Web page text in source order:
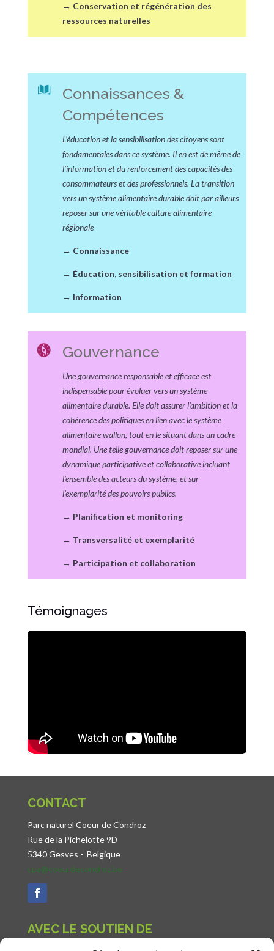
→ Conservation et régénération des
ressources naturelles
Connaissances &
Compétences
L’éducation et la sensibilisation des citoyens sont
fondamentales dans ce système. Il en est de même de
l’information et du renforcement des capacités des
consommateurs et des professionnels. La transition
vers un système alimentaire durable doit par ailleurs
reposer sur une véritable culture alimentaire
régionale
→ Connaissance
→ Éducation, sensibilisation et formation
→ Information
Gouvernance
Une gouvernance responsable et efficace est
indispensable pour évoluer vers un système
alimentaire durable. Elle doit assurer l’ambition et la
cohérence des politiques en lien avec le système
alimentaire wallon, tout en le situant dans un cadre
mondial. Une telle gouvernance doit reposer sur une
dynamique participative et collaborative incluant
l’ensemble des acteurs du système, et sur
l’exemplarité des pouvoirs publics.
→ Planification et monitoring
→ Transversalité et exemplarité
→ Participation et collaboration
Témoignages
CONTACT
Parc naturel Coeur de Condroz
Rue de la Pichelotte 9D
5340 Gesves - Belgique
cpa@coeurdecondroz.be
AVEC LE SOUTIEN DE